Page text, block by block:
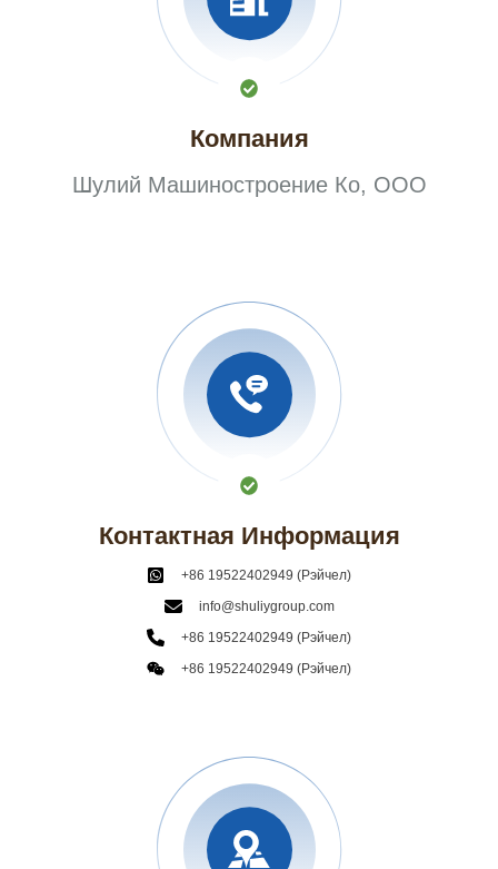
Компания
Шулий Машиностроение Ко, ООО
Контактная Информация
+86 19522402949 (Рэйчел)
info@shuliygroup.com
+86 19522402949 (Рэйчел)
+86 19522402949 (Рэйчел)